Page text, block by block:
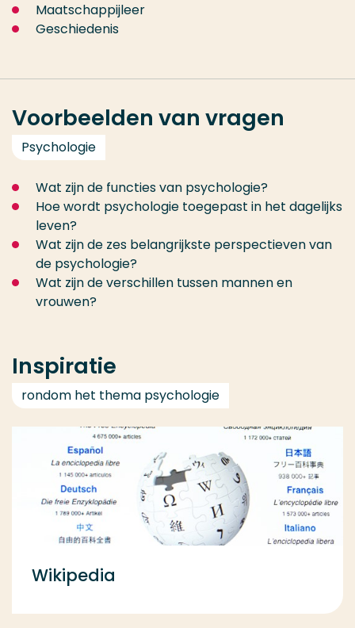
Maatschappijleer
Geschiedenis
Voorbeelden van vragen
Psychologie
Wat zijn de functies van psychologie?
Hoe wordt psychologie toegepast in het dagelijks
leven?
Wat zijn de zes belangrijkste perspectieven van
de psychologie?
Wat zijn de verschillen tussen mannen en
vrouwen?
Inspiratie
rondom het thema psychologie
Wikipedia